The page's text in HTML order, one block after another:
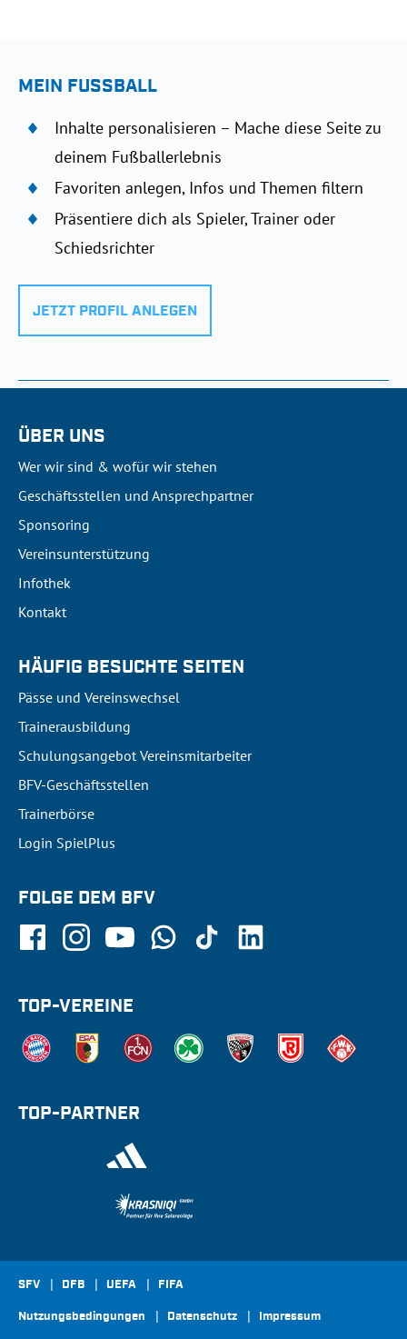
MEIN FUSSBALL
Inhalte personalisieren – Mache diese Seite zu
deinem Fußballerlebnis
Favoriten anlegen, Infos und Themen filtern
Präsentiere dich als Spieler, Trainer oder
Schiedsrichter
JETZT PROFIL ANLEGEN
ÜBER UNS
Wer wir sind & wofür wir stehen
Geschäftsstellen und Ansprechpartner
Sponsoring
Vereinsunterstützung
Infothek
Kontakt
HÄUFIG BESUCHTE SEITEN
Pässe und Vereinswechsel
Trainerausbildung
Schulungsangebot Vereinsmitarbeiter
BFV-Geschäftsstellen
Trainerbörse
Login SpielPlus
FOLGE DEM BFV
TOP-VEREINE
TOP-PARTNER
SFV DFB UEFA FIFA
Nutzungsbedingungen Datenschutz Impressum